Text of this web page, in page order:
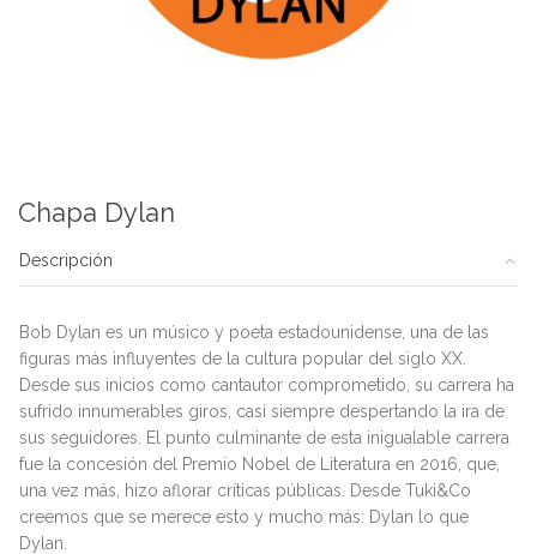
Chapa Dylan
Descripción
Bob Dylan es un músico y poeta estadounidense, una de las
figuras más influyentes de la cultura popular del siglo XX.
Desde sus inicios como cantautor comprometido, su carrera ha
sufrido innumerables giros, casi siempre despertando la ira de
sus seguidores. El punto culminante de esta inigualable carrera
fue la concesión del Premio Nobel de Literatura en 2016, que,
una vez más, hizo aflorar críticas públicas. Desde Tuki&Co
creemos que se merece esto y mucho más: Dylan lo que
Dylan.